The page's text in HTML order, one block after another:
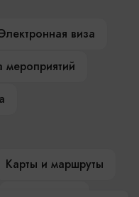
виза
Карты и маршруты